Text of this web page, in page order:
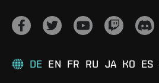
DE EN FR RU JA KO ES